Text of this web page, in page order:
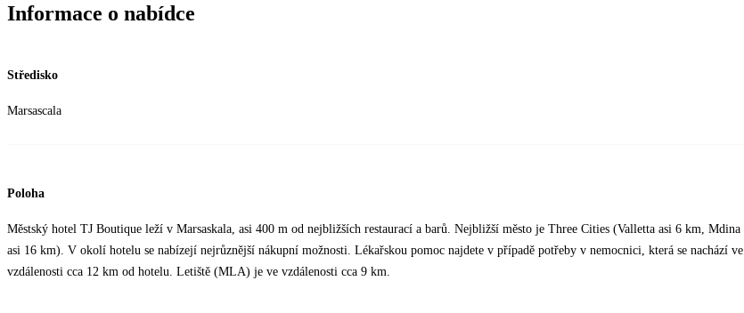
Informace o nabídce
Středisko
Marsascala
Poloha
Městský hotel TJ Boutique leží v Marsaskala, asi 400 m od nejbližších restaurací a barů. Nejbližší město je Three Cities (Valletta asi 6 km, Mdina
asi 16 km). V okolí hotelu se nabízejí nejrůznější nákupní možnosti. Lékařskou pomoc najdete v případě potřeby v nemocnici, která se nachází ve
vzdálenosti cca 12 km od hotelu. Letiště (MLA) je ve vzdálenosti cca 9 km.